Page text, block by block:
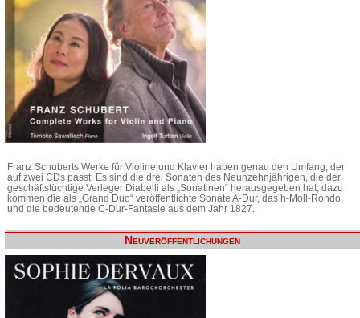
Franz Schuberts Werke für Violine und Klavier haben genau den Umfang, der
auf zwei CDs passt. Es sind die drei Sonaten des Neunzehnjährigen, die der
geschäftstüchtige Verleger Diabelli als „Sonatinen“ herausgegeben hat, dazu
kommen die als „Grand Duo“ veröffentlichte Sonate A-Dur, das h-Moll-Rondo
und die bedeutende C-Dur-Fantasie aus dem Jahr 1827.
Neuveröffentlichungen